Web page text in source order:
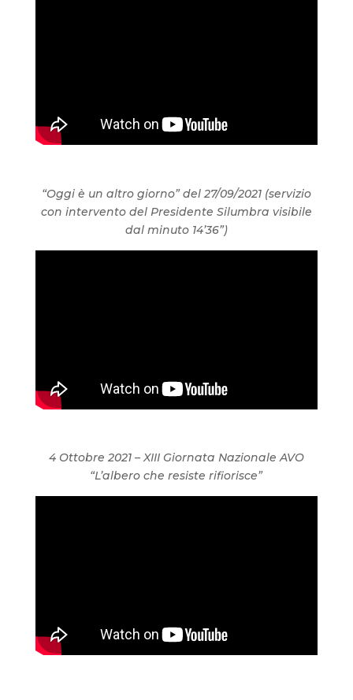
“Oggi è un altro giorno” del 27/09/2021 (servizio
con intervento del Presidente Silumbra visibile
dal minuto 14’36”)
4 Ottobre 2021 – XIII Giornata Nazionale AVO
“L’albero che resiste rifiorisce”